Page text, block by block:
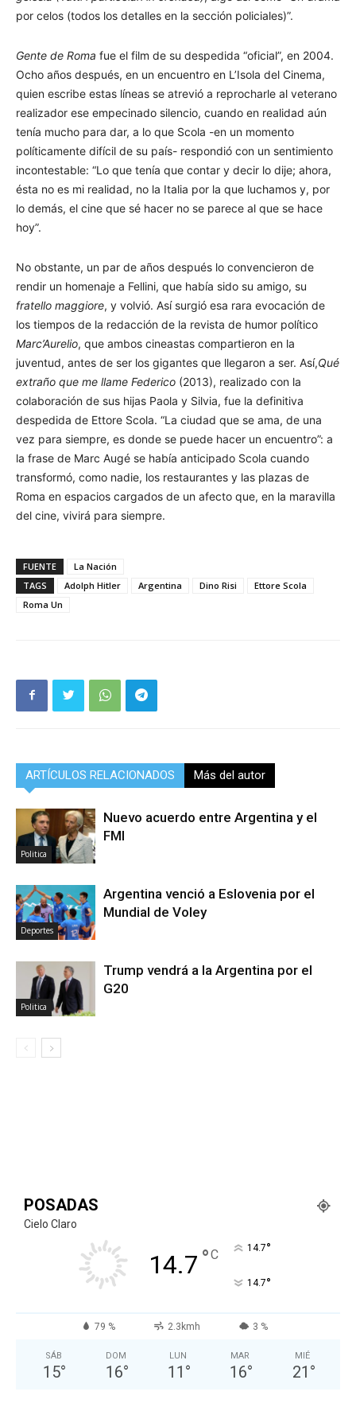
por celos (todos los detalles en la sección policiales)”.
Gente de Roma fue el film de su despedida “oficial”, en 2004.
Ocho años después, en un encuentro en L’Isola del Cinema,
quien escribe estas líneas se atrevió a reprocharle al veterano
realizador ese empecinado silencio, cuando en realidad aún
tenía mucho para dar, a lo que Scola -en un momento
políticamente difícil de su país- respondió con un sentimiento
incontestable: “Lo que tenía que contar y decir lo dije; ahora,
ésta no es mi realidad, no la Italia por la que luchamos y, por
lo demás, el cine que sé hacer no se parece al que se hace
hoy”.
No obstante, un par de años después lo convencieron de
rendir un homenaje a Fellini, que había sido su amigo, su
fratello maggiore, y volvió. Así surgió esa rara evocación de
los tiempos de la redacción de la revista de humor político
Marc’Aurelio, que ambos cineastas compartieron en la
juventud, antes de ser los gigantes que llegaron a ser. Así,Qué
extraño que me llame Federico (2013), realizado con la
colaboración de sus hijas Paola y Silvia, fue la definitiva
despedida de Ettore Scola. “La ciudad que se ama, de una
vez para siempre, es donde se puede hacer un encuentro”: a
la frase de Marc Augé se había anticipado Scola cuando
transformó, como nadie, los restaurantes y las plazas de
Roma en espacios cargados de un afecto que, en la maravilla
del cine, vivirá para siempre.
FUENTE
La Nación
TAGS
Adolph Hitler Argentina Dino Risi
Ettore Scola
Roma Un
ARTÍCULOS RELACIONADOS Más del autor
Politica
Nuevo acuerdo entre Argentina y el
FMI
Deportes
Argentina venció a Eslovenia por el
Mundial de Voley
Politica
Trump vendrá a la Argentina por el
G20
POSADAS
Cielo Claro
14.7 °C 14.7°
14.7°
79 % 2.3kmh 3 %
SÁB
15°
DOM
16°
LUN
11 °
MAR
16°
MIÉ
21 °